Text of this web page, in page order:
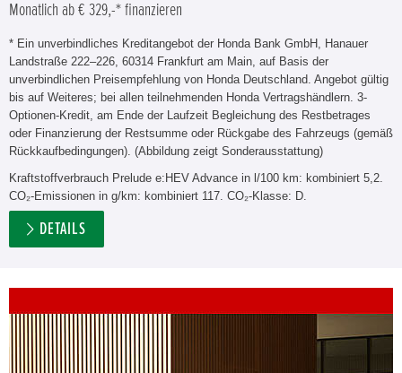
Monatlich ab € 329,-* finanzieren
* Ein unverbindliches Kreditangebot der Honda Bank GmbH, Hanauer
Landstraße 222–226, 60314 Frankfurt am Main, auf Basis der
unverbindlichen Preisempfehlung von Honda Deutschland. Angebot gültig
bis auf Weiteres; bei allen teilnehmenden Honda Vertragshändlern. 3-
Optionen-Kredit, am Ende der Laufzeit Begleichung des Restbetrages
oder Finanzierung der Restsumme oder Rückgabe des Fahrzeugs (gemäß
Rückkaufbedingungen). (Abbildung zeigt Sonderausstattung)
Kraftstoffverbrauch Prelude e:HEV Advance in l/100 km: kombiniert 5,2.
CO₂-Emissionen in g/km: kombiniert 117. CO₂-Klasse: D.
DETAILS